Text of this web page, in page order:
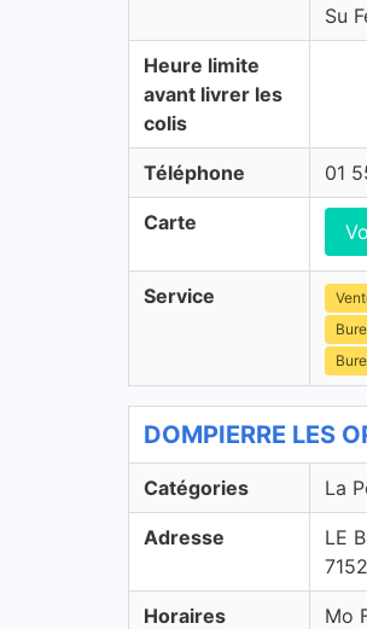
Su
Heure limite
avant livrer les
colis
Téléphone 01
Carte
Service
DOMPIERRE LES
Catégories La
Adresse
LE
Horaires
Mo